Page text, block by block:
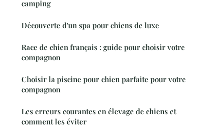
camping
Découverte d'un spa pour chiens de luxe
Race de chien français : guide pour choisir votre
compagnon
Choisir la piscine pour chien parfaite pour votre
compagnon
Les erreurs courantes en élevage de chiens et
comment les éviter